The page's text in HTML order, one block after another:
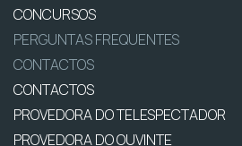
CONCURSOS
PERGUNTAS FREQUENTES
CONTACTOS
CONTACTOS
PROVEDORA DO TELESPECTADOR
PROVEDORA DO OUVINTE